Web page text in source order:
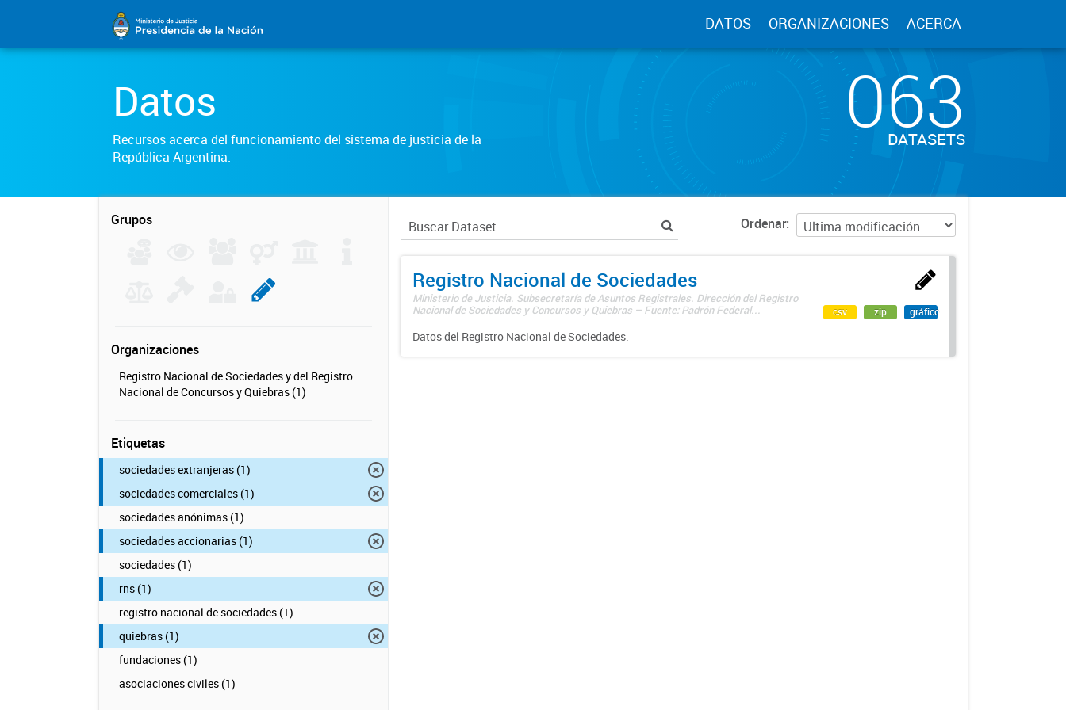
DATOS ORGANIZACIONES ACERCA
Datos
Recursos acerca del funcionamiento del sistema de justicia de la
República Argentina.
063
DATASETS
Grupos
Organizaciones
Registro Nacional de Sociedades y del Registro
Nacional de Concursos y Quiebras (1)
Etiquetas
sociedades extranjeras (1)
sociedades comerciales (1)
sociedades anónimas (1)
sociedades accionarias (1)
sociedades (1)
rns (1)
registro nacional de sociedades (1)
quiebras (1)
fundaciones (1)
asociaciones civiles (1)
Ordenar
Registro Nacional de Sociedades
Ministerio de Justicia. Subsecretaría de Asuntos Registrales. Dirección del Registro
Nacional de Sociedades y Concursos y Quiebras – Fuente: Padrón Federal...
Datos del Registro Nacional de Sociedades.
csv zip gráfico